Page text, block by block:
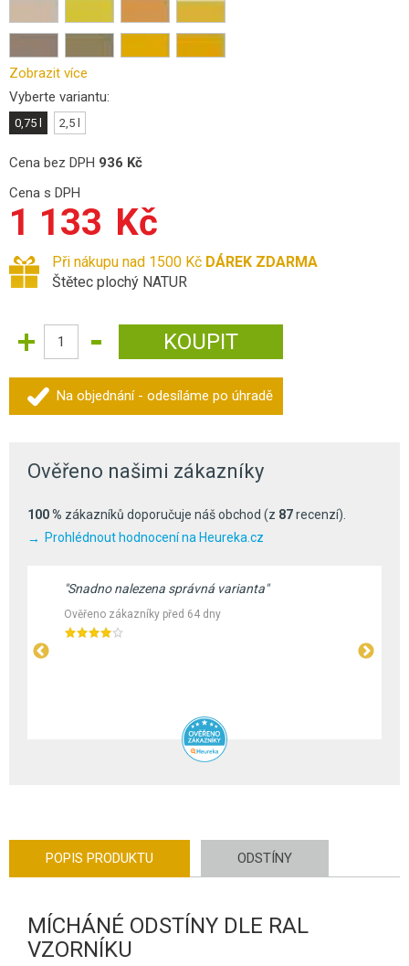
Zobrazit více
Vyberte variantu:
0,75 l 2,5 l
Cena bez DPH 936 Kč
Cena s DPH
1 133 Kč
Při nákupu nad 1500 Kč DÁREK ZDARMA
Štětec plochý NATUR
Na objednání - odesíláme po úhradě
Ověřeno našimi zákazníky
100 % zákazníků doporučuje náš obchod (z 87recenzí).
Prohlédnout hodnocení na Heureka.cz
"Snadno nalezena správná varianta"
Ověřeno zákazníky před 64 dny
POPIS PRODUKTU ODSTÍNY
MÍCHÁNÉ ODSTÍNY DLE RAL
VZORNÍKU